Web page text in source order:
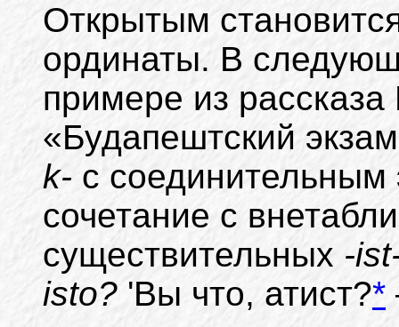
Открытым
ординаты. В
примере из
«Будапештский
k- с соединительным
сочетание с
существительных -
isto? 'Вы что, атист?*